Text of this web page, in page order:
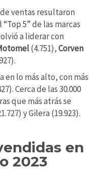
ventas resultaron
5” de las marcas
a liderar con
(4.751),Corven
en lo más alto, con más
Cerca de las 30.000
que más atrás se
y Gilera (19.923).
en
2023